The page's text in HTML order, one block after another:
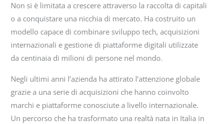
Non si è limitata a crescere attraverso la raccolta di capitali
o a conquistare una nicchia di mercato. Ha costruito un
modello capace di combinare sviluppo tech, acquisizioni
internazionali e gestione di piattaforme digitali utilizzate
da centinaia di milioni di persone nel mondo.
Negli ultimi anni l’azienda ha attirato l’attenzione globale
grazie a una serie di acquisizioni che hanno coinvolto
marchi e piattaforme conosciute a livello internazionale.
Un percorso che ha trasformato una realtà nata in Italia in